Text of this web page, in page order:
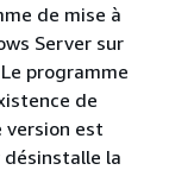
de mise à
Server sur
programme
de
version est
la